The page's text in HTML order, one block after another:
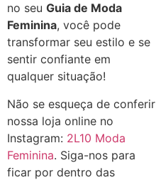
no seu Guia de Moda
Feminina, você pode
transformar seu estilo e se
sentir confiante em
qualquer situação!
Não se esqueça de conferir
nossa loja online no
Instagram: 2L10 Moda
Feminina. Siga-nos para
ficar por dentro das